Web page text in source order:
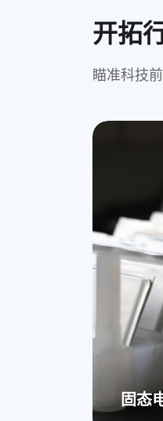
开拓
瞄准科技
固态